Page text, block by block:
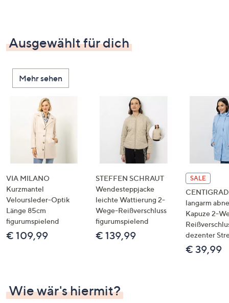
Ausgewählt für dich
Mehr sehen
VIA MILANO
Kurzmantel
Veloursleder-Optik
Länge 85cm
figurumspielend
€ 109,99
STEFFEN SCHRAUT
Wendesteppjacke
leichte Wattierung 2-
Wege-Reißverschluss
figurumspielend
€ 139,99
SALE
langarm
Kapuze 2-
dezenter
€ 39,99
Wie wär's hiermit?